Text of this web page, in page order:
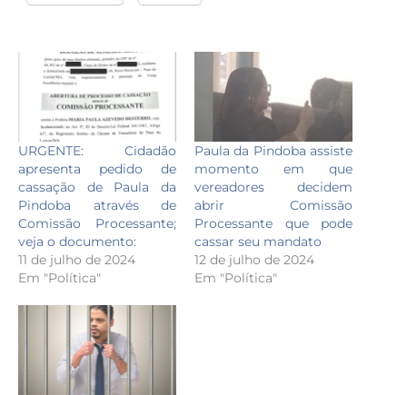
URGENTE: Cidadão
apresenta pedido de
cassação de Paula da
Pindoba através de
Comissão Processante;
veja o documento:
11 de julho de 2024
Em "Política"
Paula da Pindoba assiste
momento em que
vereadores decidem
abrir Comissão
Processante que pode
cassar seu mandato
12 de julho de 2024
Em "Política"